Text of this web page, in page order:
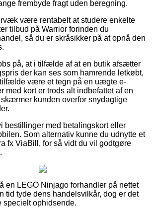
frembyde fragt uden beregning.
være rentabelt at studere enkelte
tilbud på Warrior forinden du
så du er skråsikker på at opnå den
på, at i tilfælde af at en butik afsætter
der kan ses som hamrende letkøbt,
være et tegn på en uægte e-
med kort er trods alt indbefattet af en
kunden overfor snydagtige
bestillinger med betalingskort eller
Som alternativ kunne du udnytte et
fx ViaBill, for så vidt du vil godtgøre
en LEGO Ninjago forhandler på nettet
tid tyde dens handelsvilkår, dog er det
specielt ophidsende.